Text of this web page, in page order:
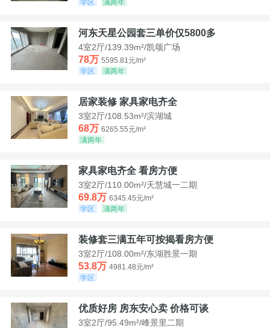
学区
满两年
河东天星公园套三单价仅5800多
4室2厅/139.39m²/凯颂广场
78万 5595.81元/m²
学区
满两年
居家装修 家具家电齐全
3室2厅/108.53m²/滨湖城
68万 6265.55元/m²
满两年
家具家电齐全 看房方便
3室2厅/110.00m²/天慧城一二期
69.8万 6345.45元/m²
学区
满两年
装修套三满五年可按揭看房方便
3室2厅/108.00m²/东湖胜景一期
53.8万 4981.48元/m²
学区
优质好房 房东安心卖 价格可谈
3室2厅/95.49m²/峰景里二期